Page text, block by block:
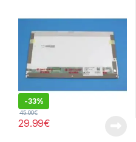
-33%
29.99€
45.00€